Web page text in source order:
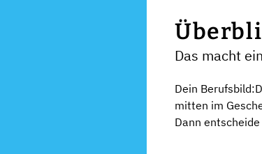
Das macht
Dein
mitten im
Dann